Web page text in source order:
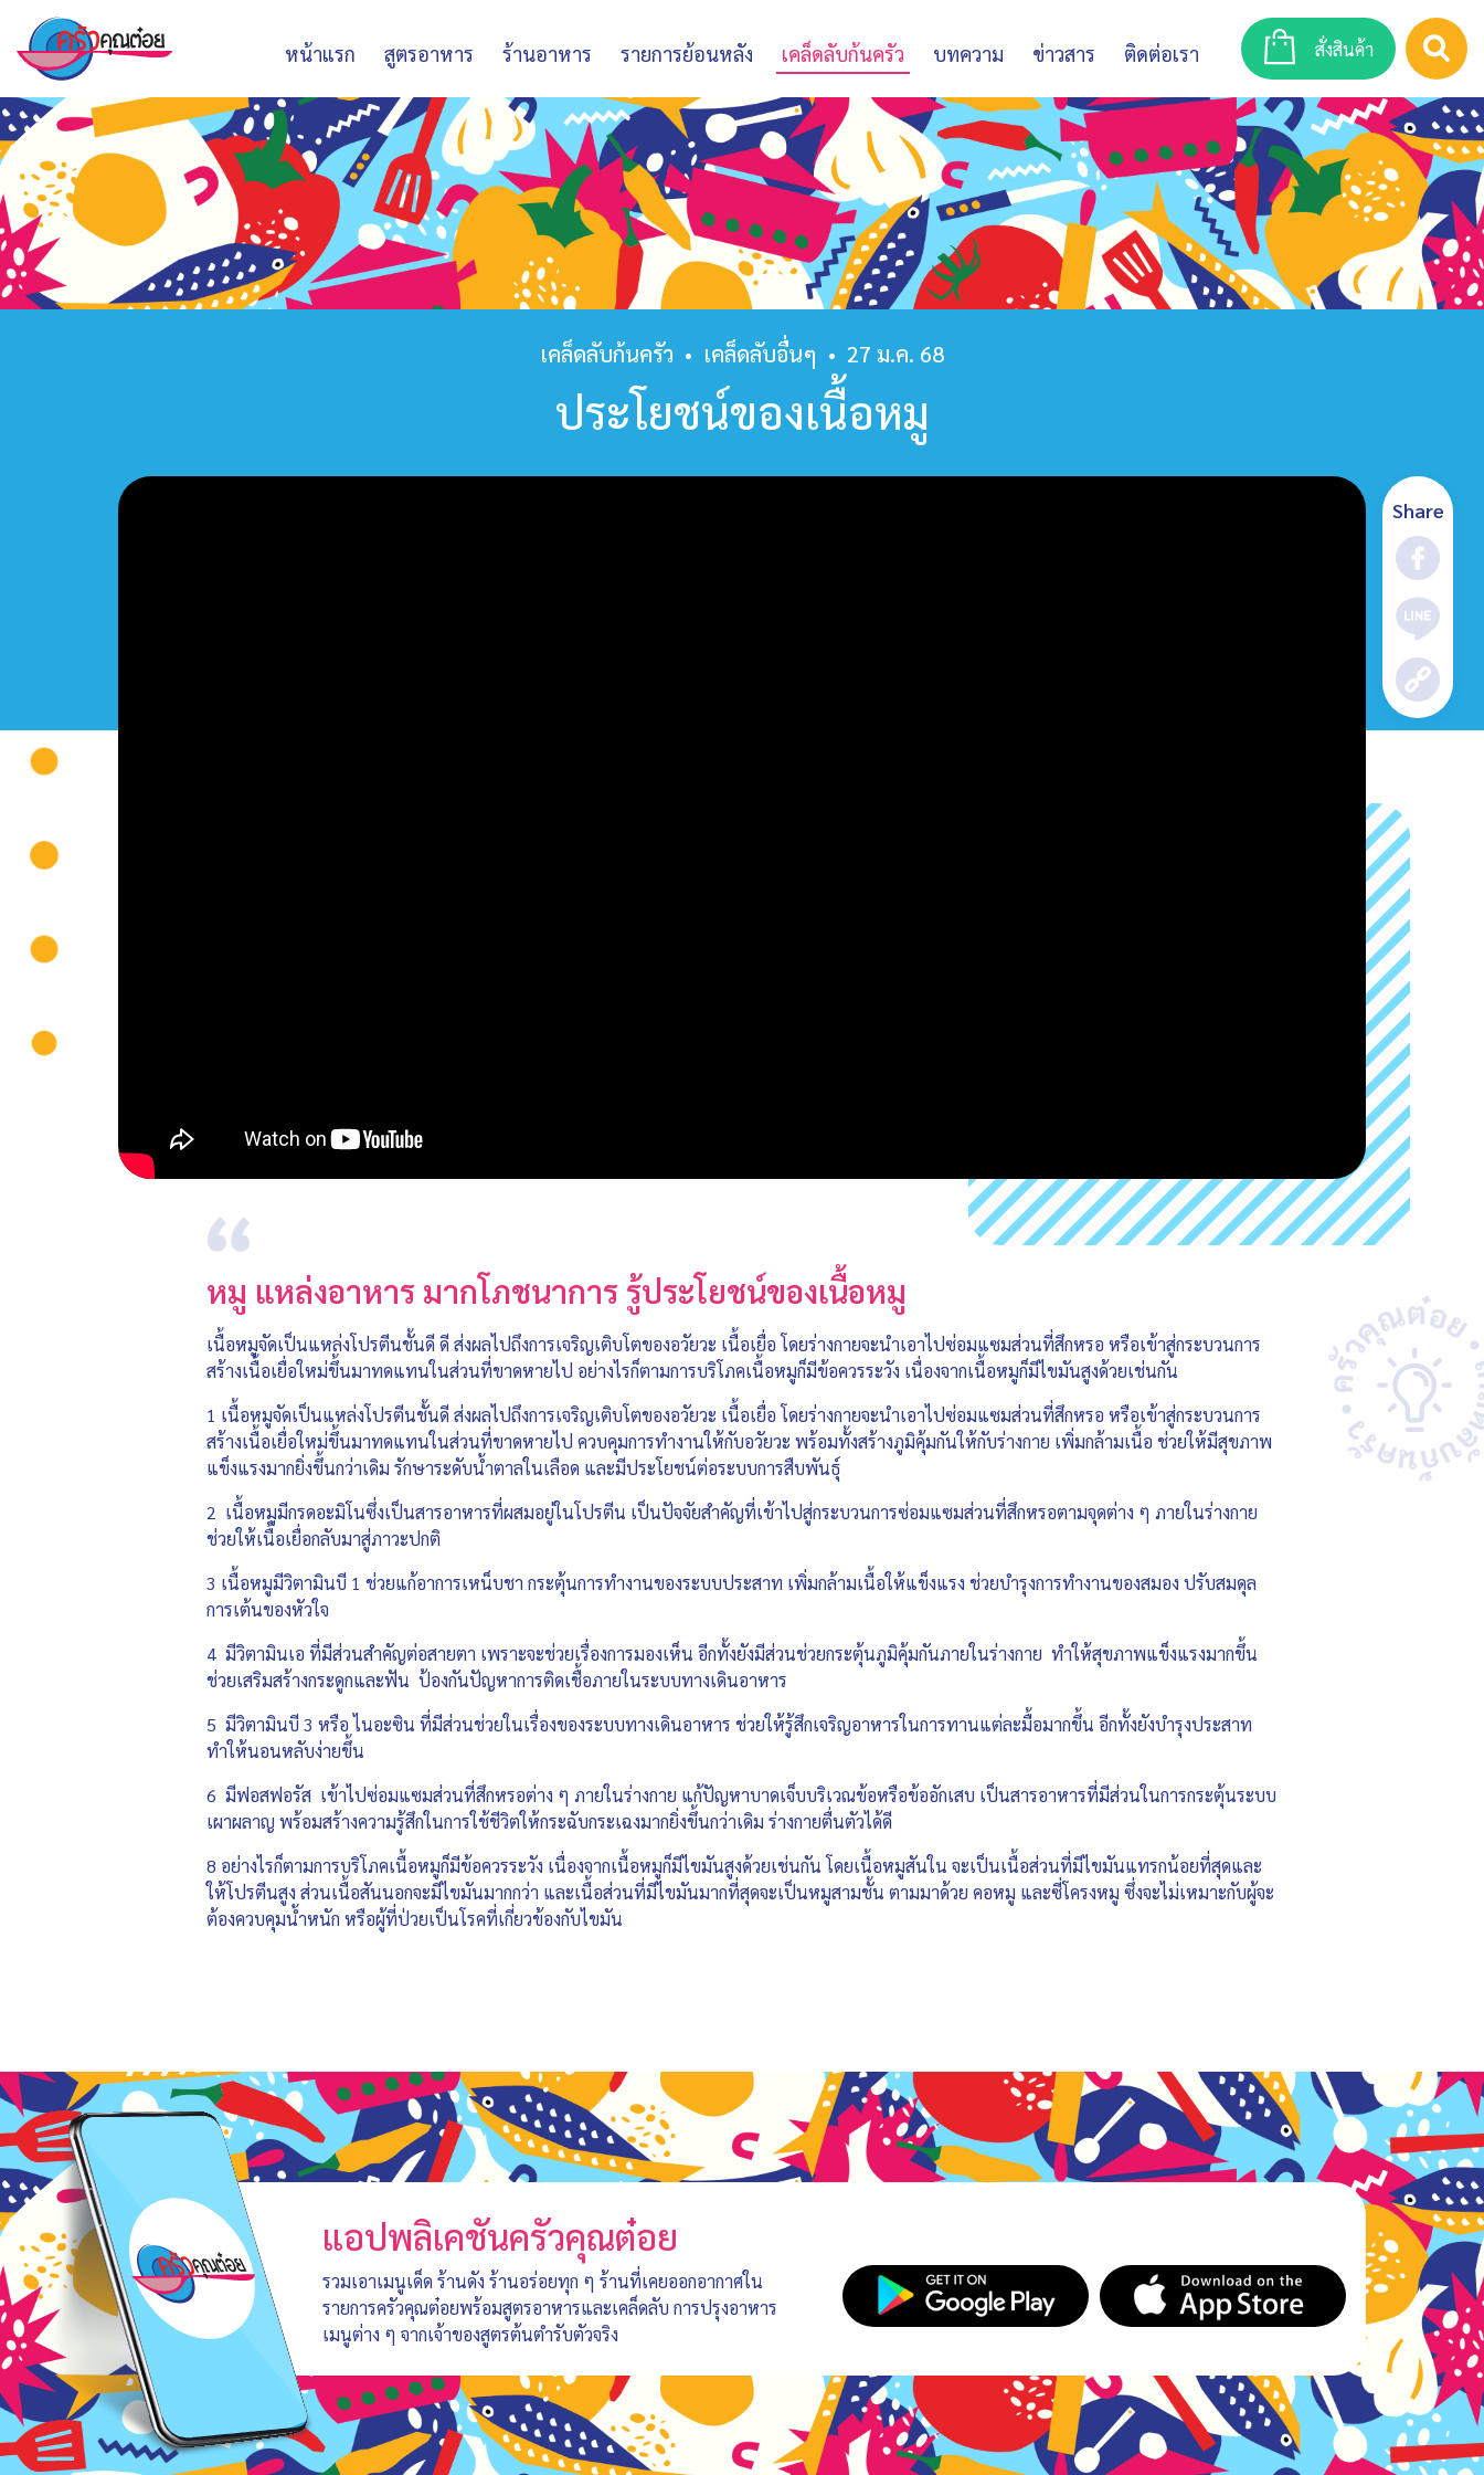
หน้าแรก สูตรอาหาร ร้านอาหาร รายการย้อนหลัง เคล็ดลับก้นครัว บทความ ข่าวสาร ติดต่อเรา สั่งสินค้า
เคล็ดลับก้นครัว • เคล็ดลับอื่นๆ • 27 ม.ค. 68
ประโยชน์ของเนื้อหมู
Share
หมู แหล่งอาหาร มากโภชนาการ รู้ประโยชน์ของเนื้อหมู
เนื้อหมูจัดเป็นแหล่งโปรตีนชั้นดี ดี ส่งผลไปถึงการเจริญเติบโตของอวัยวะ เนื้อเยื่อ โดยร่างกายจะนำเอาไปซ่อมแซมส่วนที่สึกหรอ หรือเข้าสู่กระบวนการ
สร้างเนื้อเยื่อใหม่ขึ้นมาทดแทนในส่วนที่ขาดหายไป อย่างไรก็ตามการบริโภคเนื้อหมูก็มีข้อควรระวัง เนื่องจากเนื้อหมูก็มีไขมันสูงด้วยเช่นกัน
1 เนื้อหมูจัดเป็นแหล่งโปรตีนชั้นดี ส่งผลไปถึงการเจริญเติบโตของอวัยวะ เนื้อเยื่อ โดยร่างกายจะนำเอาไปซ่อมแซมส่วนที่สึกหรอ หรือเข้าสู่กระบวนการ
สร้างเนื้อเยื่อใหม่ขึ้นมาทดแทนในส่วนที่ขาดหายไป ควบคุมการทำงานให้กับอวัยวะ พร้อมทั้งสร้างภูมิคุ้มกันให้กับร่างกาย เพิ่มกล้ามเนื้อ ช่วยให้มีสุขภาพ
แข็งแรงมากยิ่งขึ้นกว่าเดิม รักษาระดับน้ำตาลในเลือด และมีประโยชน์ต่อระบบการสืบพันธุ์
2 เนื้อหมูมีกรดอะมิโนซึ่งเป็นสารอาหารที่ผสมอยู่ในโปรตีน เป็นปัจจัยสำคัญที่เข้าไปสู่กระบวนการซ่อมแซมส่วนที่สึกหรอตามจุดต่าง ๆ ภายในร่างกาย
ช่วยให้เนื้อเยื่อกลับมาสู่ภาวะปกติ
3 เนื้อหมูมีวิตามินบี 1 ช่วยแก้อาการเหน็บชา กระตุ้นการทำงานของระบบประสาท เพิ่มกล้ามเนื้อให้แข็งแรง ช่วยบำรุงการทำงานของสมอง ปรับสมดุล
การเต้นของหัวใจ
4 มีวิตามินเอ ที่มีส่วนสำคัญต่อสายตา เพราะจะช่วยเรื่องการมองเห็น อีกทั้งยังมีส่วนช่วยกระตุ้นภูมิคุ้มกันภายในร่างกาย ทำให้สุขภาพแข็งแรงมากขึ้น
ช่วยเสริมสร้างกระดูกและฟัน ป้องกันปัญหาการติดเชื้อภายในระบบทางเดินอาหาร
5 มีวิตามินบี 3 หรือ ไนอะซิน ที่มีส่วนช่วยในเรื่องของระบบทางเดินอาหาร ช่วยให้รู้สึกเจริญอาหารในการทานแต่ละมื้อมากขึ้น อีกทั้งยังบำรุงประสาท
ทำให้นอนหลับง่ายขึ้น
6 มีฟอสฟอรัส เข้าไปซ่อมแซมส่วนที่สึกหรอต่าง ๆ ภายในร่างกาย แก้ปัญหาบาดเจ็บบริเวณข้อหรือข้ออักเสบ เป็นสารอาหารที่มีส่วนในการกระตุ้นระบบ
เผาผลาญ พร้อมสร้างความรู้สึกในการใช้ชีวิตให้กระฉับกระเฉงมากยิ่งขึ้นกว่าเดิม ร่างกายตื่นตัวได้ดี
8 อย่างไรก็ตามการบริโภคเนื้อหมูก็มีข้อควรระวัง เนื่องจากเนื้อหมูก็มีไขมันสูงด้วยเช่นกัน โดยเนื้อหมูสันใน จะเป็นเนื้อส่วนที่มีไขมันแทรกน้อยที่สุดและ
ให้โปรตีนสูง ส่วนเนื้อสันนอกจะมีไขมันมากกว่า และเนื้อส่วนที่มีไขมันมากที่สุดจะเป็นหมูสามชั้น ตามมาด้วย คอหมู และซี่โครงหมู ซึ่งจะไม่เหมาะกับผู้จะ
ต้องควบคุมน้ำหนัก หรือผู้ที่ป่วยเป็นโรคที่เกี่ยวข้องกับไขมัน
แอปพลิเคชันครัวคุณต๋อย
รวมเอาเมนูเด็ด ร้านดัง ร้านอร่อยทุก ๆ ร้านที่เคยออกอากาศใน
รายการครัวคุณต๋อยพร้อมสูตรอาหารและเคล็ดลับ การปรุงอาหาร
เมนูต่าง ๆ จากเจ้าของสูตรต้นตำรับตัวจริง